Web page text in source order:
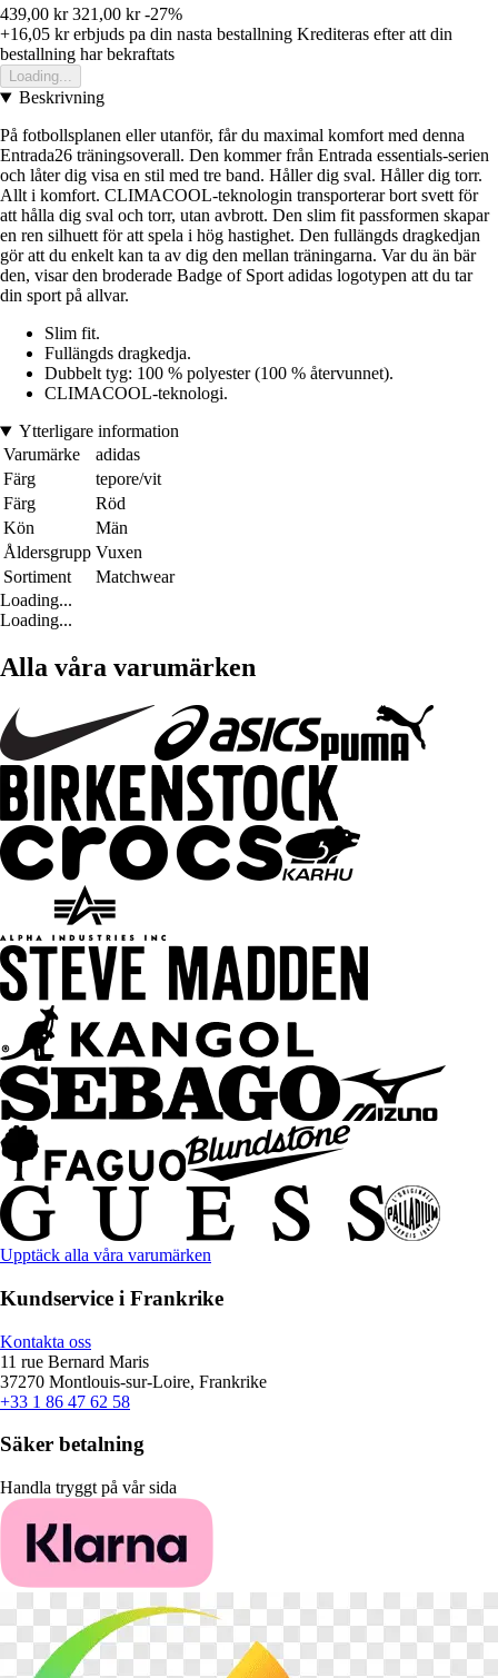
439,00 kr 321,00 kr -27%
+16,05 krerbjuds pa din nasta bestallning Krediteras efter att din
bestallning har bekraftats
Loading...
Beskrivning
På fotbollsplanen eller utanför, får du maximal komfort med denna
Entrada26 träningsoverall. Den kommer från Entrada essentials-serien
och låter dig visa en stil med tre band. Håller dig sval. Håller dig torr.
Allt i komfort. CLIMACOOL-teknologin transporterar bort svett för
att hålla dig sval och torr, utan avbrott. Den slim fit passformen skapar
en ren silhuett för att spela i hög hastighet. Den fullängds dragkedjan
gör att du enkelt kan ta av dig den mellan träningarna. Var du än bär
den, visar den broderade Badge of Sport adidas logotypen att du tar
din sport på allvar.
Slim fit.
Fullängds dragkedja.
Dubbelt tyg: 100 % polyester (100 % återvunnet).
CLIMACOOL-teknologi.
Ytterligare information
Varumärke
adidas
Färg
tepore/vit
Färg
Röd
Kön
Män
Åldersgrupp Vuxen
Sortiment
Matchwear
Loading...
Loading...
Alla våra varumärken
Upptäck alla våra varumärken
Kundservice i Frankrike
Kontakta oss
11 rue Bernard Maris
37270 Montlouis-sur-Loire, Frankrike
+33 1 86 47 62 58
Säker betalning
Handla tryggt på vår sida